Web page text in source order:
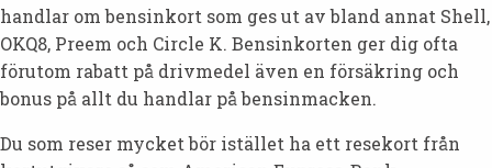
handlar om bensinkort som ges ut av bland annat Shell,
OKQ8, Preem och Circle K. Bensinkorten ger dig ofta
förutom rabatt på drivmedel även en försäkring och
bonus på allt du handlar på bensinmacken.
Du som reser mycket bör istället ha ett resekort från